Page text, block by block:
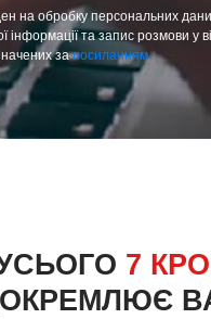
на обробку персональних
інформації та запис розмови у
запосиланням
7